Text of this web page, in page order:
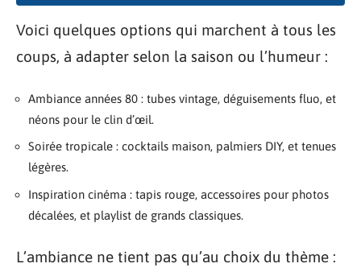
Voici quelques options qui marchent à tous les
coups, à adapter selon la saison ou l’humeur :
Ambiance années 80 : tubes vintage, déguisements fluo, et
néons pour le clin d’œil.
Soirée tropicale : cocktails maison, palmiers DIY, et tenues
légères.
Inspiration cinéma : tapis rouge, accessoires pour photos
décalées, et playlist de grands classiques.
L’ambiance ne tient pas qu’au choix du thème :